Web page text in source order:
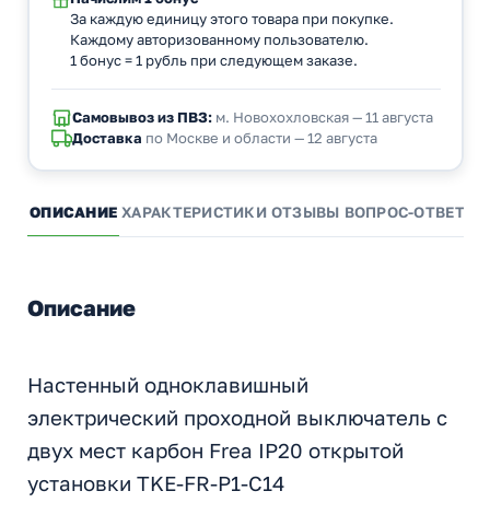
За каждую единицу этого товара при покупке.
Каждому авторизованному пользователю.
1 бонус = 1 рубль при следующем заказе.
Самовывоз из ПВЗ:м. Новохохловская — 11 августа
Доставка по Москве и области — 12 августа
ОПИСАНИЕ ХАРАКТЕРИСТИКИ ОТЗЫВЫ ВОПРОС-ОТВЕТ
Описание
Настенный одноклавишный
электрический проходной выключатель с
двух мест карбон Frea IP20 открытой
установки TKE-FR-P1-C14